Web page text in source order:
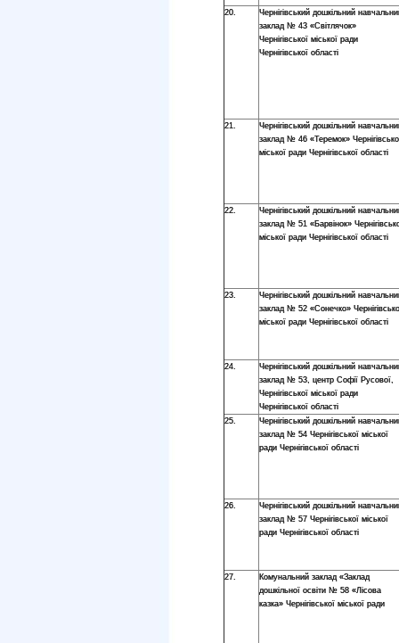
20.
Чернігівський дошкільний
заклад № 43 «Світлячок»
Чернігівської міської ради
Чернігівської області
21.
Чернігівський дошкільний
заклад № 46 «Теремок»
міської ради Чернігівської області
22.
Чернігівський дошкільний
заклад № 51 «Барвінок»
міської ради Чернігівської області
23.
Чернігівський дошкільний
заклад № 52 «Сонечко»
міської ради Чернігівської області
24.
Чернігівський дошкільний
заклад № 53, центр Софії Русової,
Чернігівської міської ради
Чернігівської області
25.
Чернігівський дошкільний
заклад № 54 Чернігівської міської
ради Чернігівської області
26.
Чернігівський дошкільний
заклад № 57 Чернігівської міської
ради Чернігівської області
27.
Комунальний заклад «Заклад
дошкільної освіти № 58 «Лісова
казка» Чернігівської міської ради